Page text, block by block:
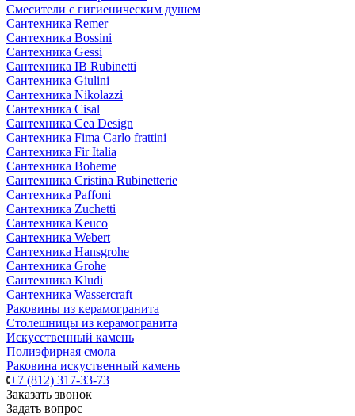
Смесители с гигиеническим душем
Сантехника Remer
Сантехника Bossini
Сантехника Gessi
Сантехника IB Rubinetti
Сантехника Giulini
Сантехника Nikolazzi
Сантехника Cisal
Сантехника Cea Design
Сантехника Fima Carlo frattini
Сантехника Fir Italia
Сантехника Boheme
Сантехника Cristina Rubinetterie
Сантехника Paffoni
Сантехника Zuchetti
Сантехника Keuco
Сантехника Webert
Сантехника Hansgrohe
Сантехника Grohe
Сантехника Kludi
Сантехника Wassercraft
Раковины из керамогранита
Столешницы из керамогранита
Искусственный камень
Полиэфирная смола
Раковина искуственный камень
+7 (812) 317-33-73
Заказать звонок
Задать вопрос